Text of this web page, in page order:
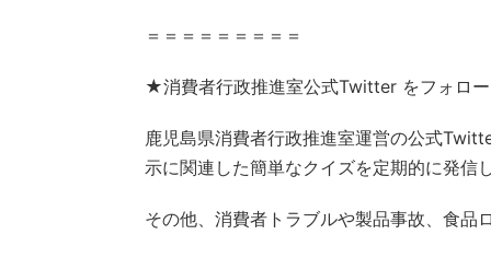
＝＝＝＝＝＝＝＝＝
★消費者行政推進室公式Twitter をフォロ
鹿児島県消費者行政推進室運営の公式
示に関連した簡単なクイズを定期的に発信
その他、消費者トラブルや製品事故、食品